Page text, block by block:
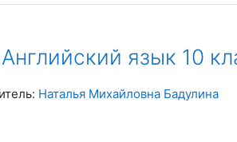
Английский язык 10
Наталья Михайловна Бадулина